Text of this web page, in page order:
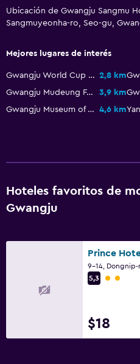
Ubicación de Gwangju Sangmu
Sangmuyeonha-ro, Seo-gu,
Mejores lugares de interés
Gwangju World Cup Stadium 2,8 km
Gwangju Mudeung Football Stadium
3,9 km
Gwangju Museum of Art
4,6 km
Hoteles favoritos de
Gwangju
Prince
5,3
$18